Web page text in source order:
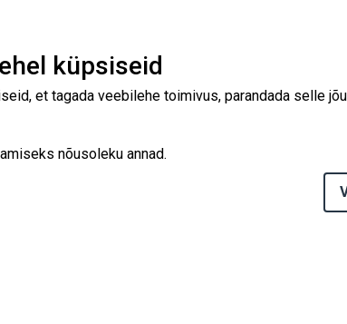
küpsiseid
et tagada veebilehe toimivus, parandada selle
nõusoleku annad.